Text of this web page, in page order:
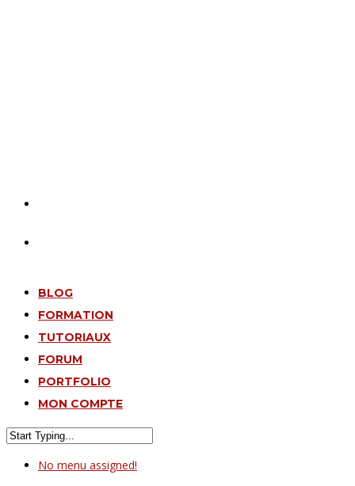
BLOG
FORMATION
TUTORIAUX
FORUM
PORTFOLIO
MON COMPTE
No menu assigned!